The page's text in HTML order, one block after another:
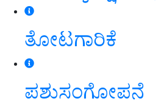
ತೋಟಗಾರಿಕೆ
ಪಶುಸಂಗೋಪನೆ